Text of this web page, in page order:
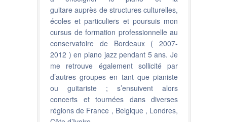
guitare auprès de structures culturelles,
écoles et particuliers et poursuis mon
cursus de formation professionnelle au
conservatoire de Bordeaux ( 2007-
2012 ) en piano jazz pendant 5 ans. Je
me retrouve également sollicité par
d’autres groupes en tant que pianiste
ou guitariste ; s’ensuivent alors
concerts et tournées dans diverses
régions de France , Belgique , Londres,